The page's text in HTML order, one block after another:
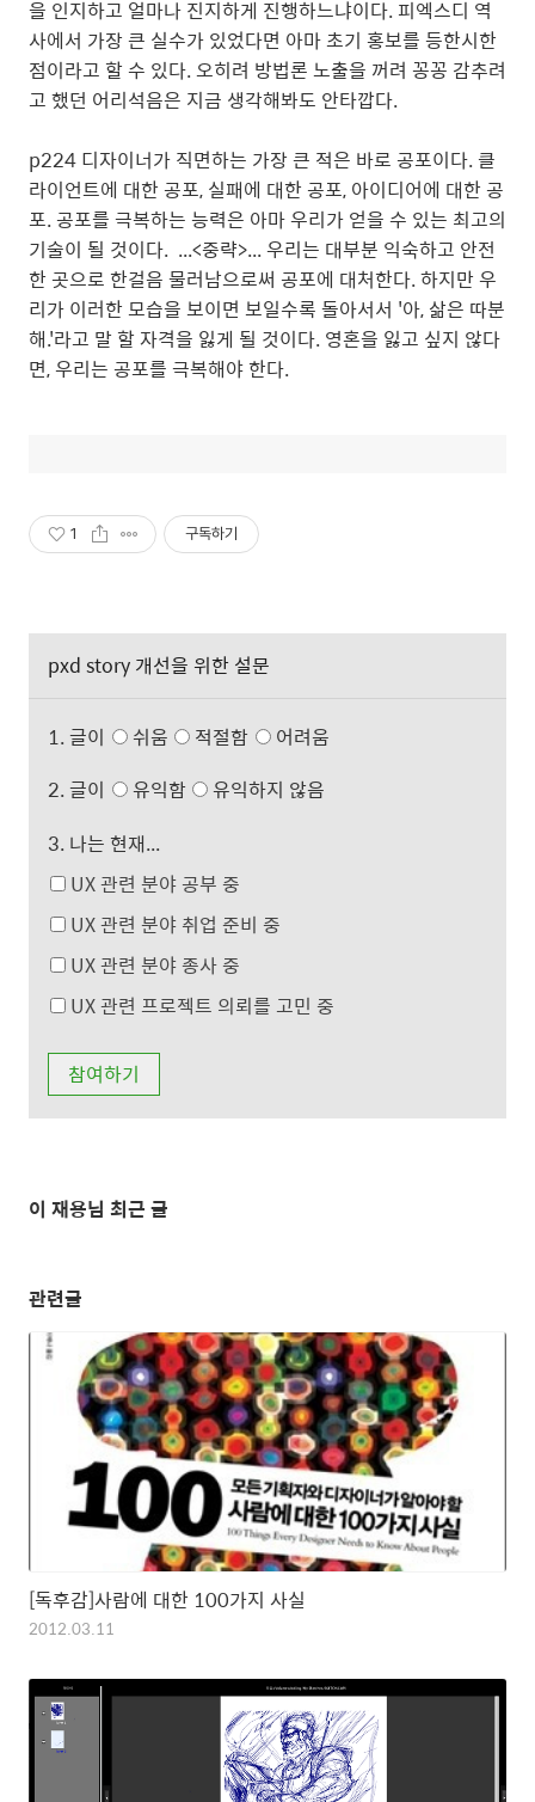
을 인지하고 얼마나 진지하게 진행하느냐이다. 피엑스디 역
사에서 가장 큰 실수가 있었다면 아마 초기 홍보를 등한시한
점이라고 할 수 있다. 오히려 방법론 노출을 꺼려 꽁꽁 감추려
고 했던 어리석음은 지금 생각해봐도 안타깝다.
p224 디자이너가 직면하는 가장 큰 적은 바로 공포이다. 클
라이언트에 대한 공포, 실패에 대한 공포, 아이디어에 대한 공
포. 공포를 극복하는 능력은 아마 우리가 얻을 수 있는 최고의
기술이 될 것이다. ...<중략>... 우리는 대부분 익숙하고 안전
한 곳으로 한걸음 물러남으로써 공포에 대처한다. 하지만 우
리가 이러한 모습을 보이면 보일수록 돌아서서 '아, 삶은 따분
해.'라고 말 할 자격을 잃게 될 것이다. 영혼을 잃고 싶지 않다
면, 우리는 공포를 극복해야 한다.
1 구독하기
pxd story 개선을 위한 설문
1. 글이 쉬움 적절함
어려움
2. 글이
유익함
유익하지 않음
3. 나는 현재...
UX 관련 분야 공부 중
UX 관련 분야 취업 준비 중
UX 관련 분야 종사 중
UX 관련 프로젝트 의뢰를 고민 중
이 재용님 최근 글
관련글
[독후감]사람에 대한 100가지 사실
2012.03.11